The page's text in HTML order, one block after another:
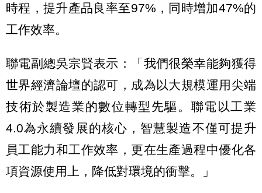
時程，提升產品良率至97%，同時增加47%的
工作效率。
聯電副總吳宗賢表示：「我們很榮幸能夠獲得
世界經濟論壇的認可，成為以大規模運用尖端
技術於製造業的數位轉型先驅。聯電以工業
4.0為永續發展的核心，智慧製造不僅可提升
員工能力和工作效率，更在生產過程中優化各
項資源使用上，降低對環境的衝擊。」